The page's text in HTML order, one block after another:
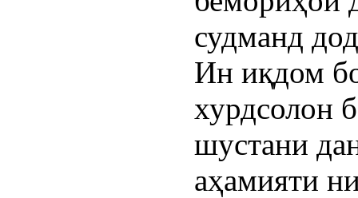
судманд
Ин иқдом
хурдсолон
шустани
аҳамияти